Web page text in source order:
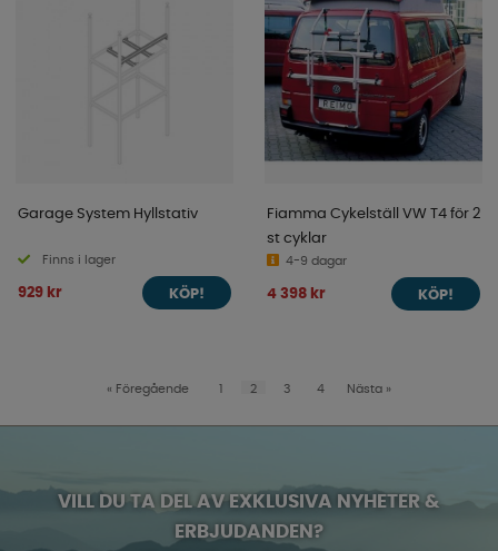
Garage System Hyllstativ
Finns i lager
929 kr KÖP!
Fiamma Cykelställ VW T4 för 2
st cyklar
4-9 dagar
4 398 kr KÖP!
« Föregående 1 2 3 4 Nästa »
VILL DU TA DEL AV EXKLUSIVA NYHETER &
ERBJUDANDEN?